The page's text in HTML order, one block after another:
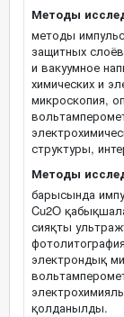
Методы
методы
защитных
и вакуумное
химических и
микроскопия,
структуры,
Методы
барысында
Cu2O
сияқты
электрондық
қолданылды.